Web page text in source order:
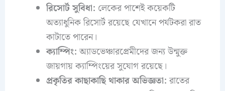
রিসোর্ট সুবিধা: লেকের পাশেই কয়েকটি
অত্যাধুনিক রিসোর্ট রয়েছে যেখানে পর্যটকরা রাত
কাটাতে পারেন।
ক্যাম্পিং: অ্যাডভেঞ্চারপ্রেমীদের জন্য উন্মুক্ত
জায়গায় ক্যাম্পিংয়ের সুযোগ রয়েছে।
প্রকৃতির কাছাকাছি থাকার অভিজ্ঞতা: রাতের